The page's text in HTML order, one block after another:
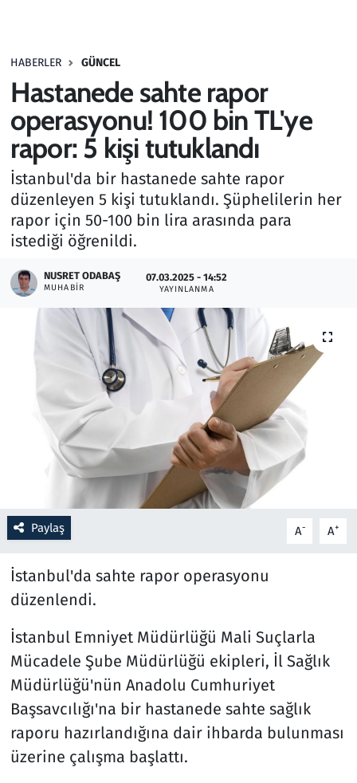
HABERLER GÜNCEL
Hastanede sahte rapor
operasyonu! 100 bin TL'ye
rapor: 5 kişi tutuklandı
İstanbul'da bir hastanede sahte rapor
düzenleyen 5 kişi tutuklandı. Şüphelilerin her
rapor için 50-100 bin lira arasında para
istediği öğrenildi.
NUSRET ODABAŞ
MUHABIR
07.03.2025 - 14:52
YAYINLANMA
Paylaş A- A+
İstanbul'da sahte rapor operasyonu
düzenlendi.
İstanbul Emniyet Müdürlüğü Mali Suçlarla
Mücadele Şube Müdürlüğü ekipleri, İl Sağlık
Müdürlüğü'nün Anadolu Cumhuriyet
Başsavcılığı'na bir hastanede sahte sağlık
raporu hazırlandığına dair ihbarda bulunması
üzerine çalışma başlattı.
Haber
Kurumsal Haberler
Lezzet Durağı
Memur ve Kamu
Otomobil
Oyun
Ramazan
Resmi İlanlar
Rüya Tabirleri
Sağlık
Savunma Sanayi
Spor
Teknoloji ve Bilim
Televizyon